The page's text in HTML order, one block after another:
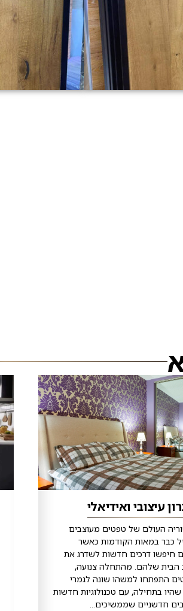
עיצובי ואידיאלי
העולם של טפטים מעוצבים
כבר במאות הקודמות כאשר
חיפשו דרכים חדשות לשדרג את
הבית שלהם. מהתחלה צנועה,
התפתחו למשהו שונה לגמרי
בתחילה, עם טכנולוגיות חדשות
חדשניים שממשיכים...